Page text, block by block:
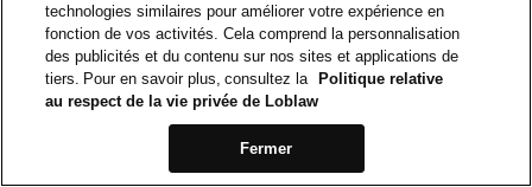
technologies similaires pour améliorer votre expérience en
fonction de vos activités. Cela comprend la personnalisation
des publicités et du contenu sur nos sites et applications de
tiers. Pour en savoir plus, consultez la
Politique relative
au respect de la vie privée de Loblaw
Fermer